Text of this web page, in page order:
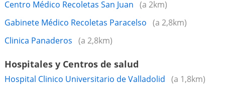
Centro Médico Recoletas San Juan (a 2km)
Gabinete Médico Recoletas Paracelso (a 2,8km)
Clinica Panaderos (a 2,8km)
Hospitales y Centros de salud
Hospital Clinico Universitario de Valladolid (a 1,8km)